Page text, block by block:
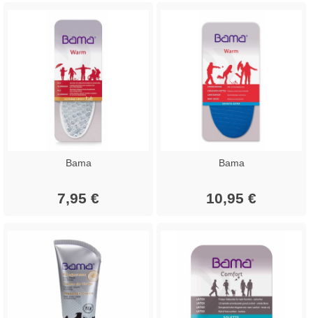
Bama
7,95 €
Bama
10,95 €